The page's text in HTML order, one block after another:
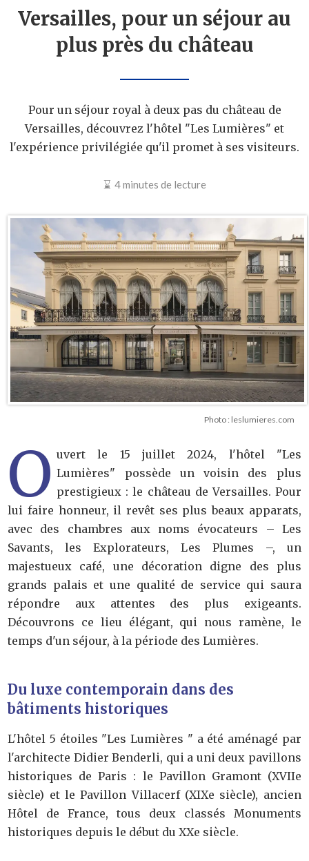
Versailles, pour un séjour au
plus près du château
Pour un séjour royal à deux pas du château de
Versailles, découvrez l'hôtel "Les Lumières" et
l'expérience privilégiée qu'il promet à ses visiteurs.
4 minutes de lecture
Photo : leslumieres.com
O uvert le 15 juillet 2024, l'hôtel "Les
Lumières" possède un voisin des plus
prestigieux : le château de Versailles. Pour
lui faire honneur, il revêt ses plus beaux apparats,
avec des chambres aux noms évocateurs – Les
Savants, les Explorateurs, Les Plumes –, un
majestueux café, une décoration digne des plus
grands palais et une qualité de service qui saura
répondre aux attentes des plus exigeants.
Découvrons ce lieu élégant, qui nous ramène, le
temps d'un séjour, à la période des Lumières.
Du luxe contemporain dans des
bâtiments historiques
L'hôtel 5 étoiles "Les Lumières " a été aménagé par
l'architecte Didier Benderli, qui a uni deux pavillons
historiques de Paris : le Pavillon Gramont (XVIIe
siècle) et le Pavillon Villacerf (XIXe siècle), ancien
Hôtel de France, tous deux classés Monuments
historiques depuis le début du XXe siècle.